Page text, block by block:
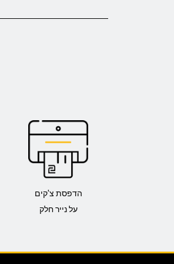
הדפסת צ'קים
על נייר חלק